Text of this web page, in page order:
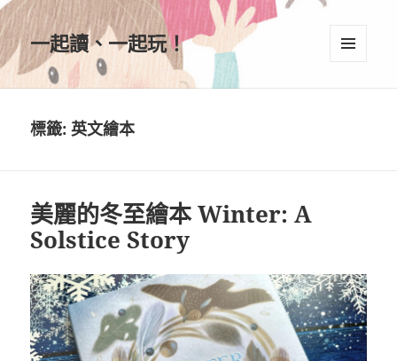
一起讀、一起玩！
標籤:英文繪本
美麗的冬至繪本 Winter: A
Solstice Story